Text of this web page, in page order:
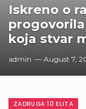
Iskreno o
koja stvar
admin August 7,
ZADRUGA 10 ELITA